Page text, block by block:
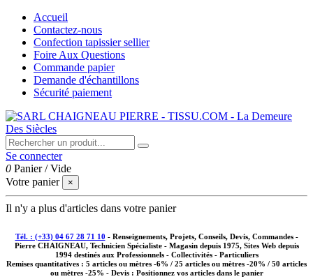
Accueil
Contactez-nous
Confection tapissier sellier
Foire Aux Questions
Commande papier
Demande d'échantillons
Sécurité paiement
Se connecter
0 Panier /Vide
Votre panier
×
Il n'y a plus d'articles dans votre panier
Tél. : (+33) 04 67 28 71 10 - Renseignements, Projets, Conseils, Devis, Commandes -
Pierre CHAIGNEAU, Technicien Spécialiste - Magasin depuis 1975, Sites Web depuis
1994 destinés aux Professionnels - Collectivités - Particuliers
Remises quantitatives : 5 articles ou mètres -6% / 25 articles ou mètres -20% / 50 articles
ou mètres -25% - Devis : Positionnez vos articles dans le panier